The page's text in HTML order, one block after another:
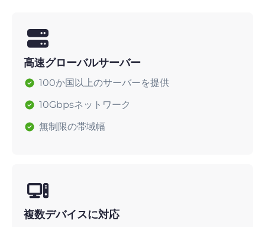
高速グローバルサーバー
100か国以上のサーバーを提供
10Gbpsネットワーク
無制限の帯域幅
複数デバイスに対応